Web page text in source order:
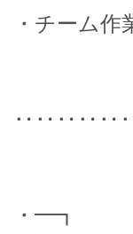
・チーム
・━┓